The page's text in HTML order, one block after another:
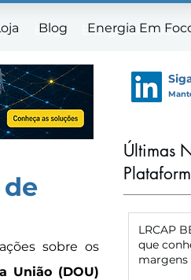
Blog Energia Em
Blog Energia Em Foco
sobre os
União (DOU)
Últimas
LRCAP
que
margens